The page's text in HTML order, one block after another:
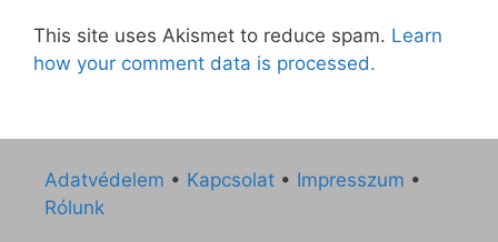
This site uses Akismet to reduce spam. Learn
how your comment data is processed.
Adatvédelem • Kapcsolat • Impresszum •
Rólunk